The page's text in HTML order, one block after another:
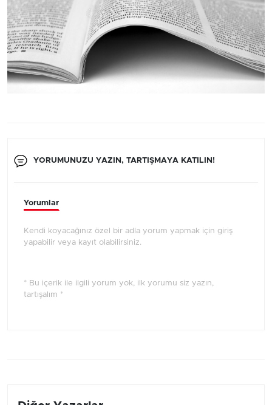
YORUMUNUZU YAZIN, TARTIŞMAYA KATILIN!
Yorumlar
Kendi koyacağınız özel bir adla yorum yapmak için giriş
yapabilir veya kayıt olabilirsiniz.
* Bu içerik ile ilgili yorum yok, ilk yorumu siz yazın,
tartışalım *